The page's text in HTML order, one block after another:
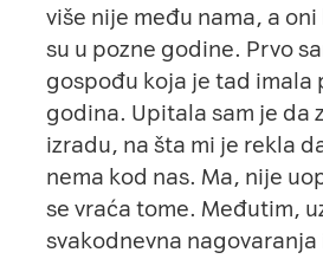
više nije među nama, a
su u pozne godine. Prvo
gospođu koja je tad imala
godina. Upitala sam je da
izradu, na šta mi je rekla
nema kod nas. Ma, nije
se vraća tome. Međutim,
svakodnevna nagovaranja